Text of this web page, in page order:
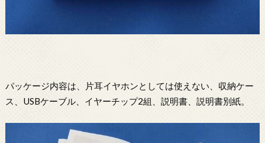
パッケージ内容は、片耳イヤホンとしては使えない、収納ケー
ス、USBケーブル、イヤーチップ2組、説明書、説明書別紙。